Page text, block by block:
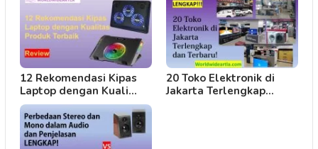
12 Rekomendasi Kipas
Laptop dengan Kuali…
20 Toko Elektronik di
Jakarta Terlengkap…